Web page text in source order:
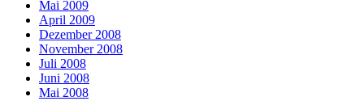
Mai 2009
April 2009
Dezember 2008
November 2008
Juli 2008
Juni 2008
Mai 2008